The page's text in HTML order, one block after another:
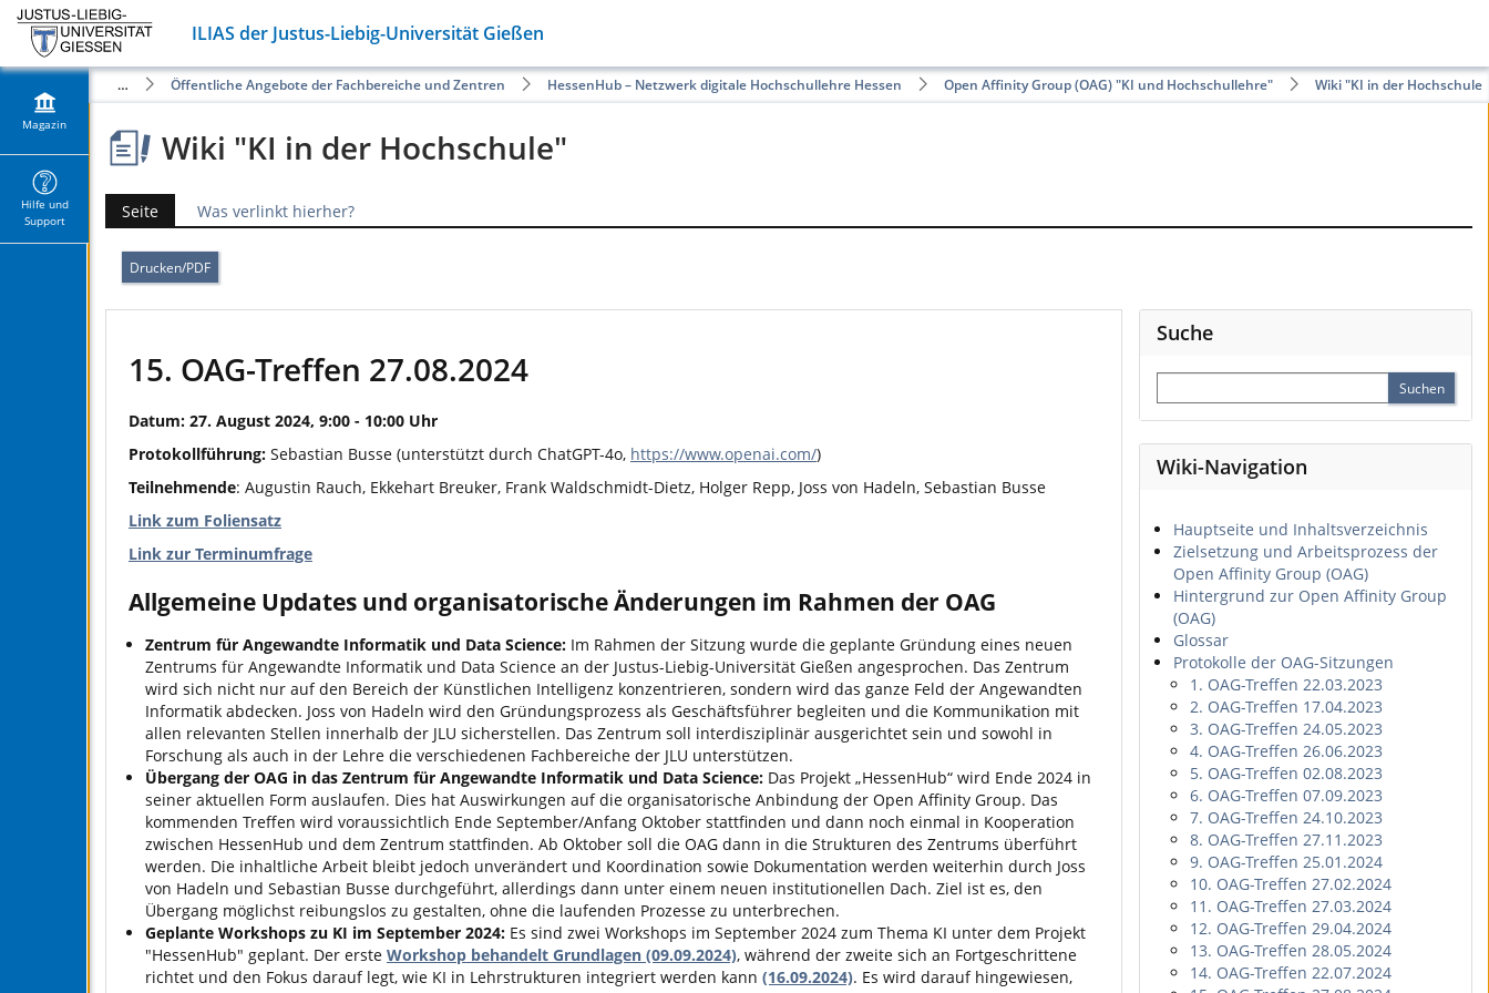
ILIAS der Justus-Liebig-Universität Gießen
Magazin
Hilfe und
Support
Magazin Öffentliche Angebote der Fachbereiche und Zentren HessenHub – Netzwerk digitale Hochschullehre Hessen Open Affinity Group (OAG) "KI und Hochschullehre" Wiki "KI in der Hochschule"
Wiki "KI in der Hochschule"
Seite Was verlinkt hierher?
Drucken/PDF
15. OAG-Treffen 27.08.2024
Datum: 27. August 2024, 9:00 - 10:00 Uhr
Protokollführung: Sebastian Busse (unterstützt durch ChatGPT-4o, https://www.openai.com/)
Teilnehmende: Augustin Rauch, Ekkehart Breuker, Frank Waldschmidt-Dietz, Holger Repp, Joss von Hadeln, Sebastian Busse
Link zum Foliensatz
Link zur Terminumfrage
Allgemeine Updates und organisatorische Änderungen im Rahmen der OAG
Zentrum für Angewandte Informatik und Data Science: Im Rahmen der Sitzung wurde die geplante Gründung eines neuen
Zentrums für Angewandte Informatik und Data Science an der Justus-Liebig-Universität Gießen angesprochen. Das Zentrum
wird sich nicht nur auf den Bereich der Künstlichen Intelligenz konzentrieren, sondern wird das ganze Feld der Angewandten
Informatik abdecken. Joss von Hadeln wird den Gründungsprozess als Geschäftsführer begleiten und die Kommunikation mit
allen relevanten Stellen innerhalb der JLU sicherstellen. Das Zentrum soll interdisziplinär ausgerichtet sein und sowohl in
Forschung als auch in der Lehre die verschiedenen Fachbereiche der JLU unterstützen.
Übergang der OAG in das Zentrum für Angewandte Informatik und Data Science: Das Projekt „HessenHub“ wird Ende 2024 in
seiner aktuellen Form auslaufen. Dies hat Auswirkungen auf die organisatorische Anbindung der Open Affinity Group. Das
kommenden Treffen wird voraussichtlich Ende September/Anfang Oktober stattfinden und dann noch einmal in Kooperation
zwischen HessenHub und dem Zentrum stattfinden. Ab Oktober soll die OAG dann in die Strukturen des Zentrums überführt
werden. Die inhaltliche Arbeit bleibt jedoch unverändert und Koordination sowie Dokumentation werden weiterhin durch Joss
von Hadeln und Sebastian Busse durchgeführt, allerdings dann unter einem neuen institutionellen Dach. Ziel ist es, den
Übergang möglichst reibungslos zu gestalten, ohne die laufenden Prozesse zu unterbrechen.
Geplante Workshops zu KI im September 2024: Es sind zwei Workshops im September 2024 zum Thema KI unter dem Projekt
"HessenHub" geplant. Der erste Workshop behandelt Grundlagen (09.09.2024), während der zweite sich an Fortgeschrittene
richtet und den Fokus darauf legt, wie KI in Lehrstrukturen integriert werden kann (16.09.2024). Es wird darauf hingewiesen,
Suche
Wiki-Navigation
Hauptseite und Inhaltsverzeichnis
Zielsetzung und Arbeitsprozess der
Open Affinity Group (OAG)
Hintergrund zur Open Affinity Group
(OAG)
Glossar
Protokolle der OAG-Sitzungen
1. OAG-Treffen 22.03.2023
2. OAG-Treffen 17.04.2023
3. OAG-Treffen 24.05.2023
4. OAG-Treffen 26.06.2023
5. OAG-Treffen 02.08.2023
6. OAG-Treffen 07.09.2023
7. OAG-Treffen 24.10.2023
8. OAG-Treffen 27.11.2023
9. OAG-Treffen 25.01.2024
10. OAG-Treffen 27.02.2024
11. OAG-Treffen 27.03.2024
12. OAG-Treffen 29.04.2024
13. OAG-Treffen 28.05.2024
14. OAG-Treffen 22.07.2024